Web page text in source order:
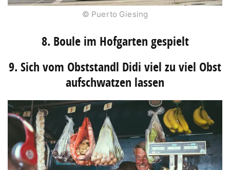
© Puerto Giesing
8. Boule im Hofgarten gespielt
9. Sich vom Obststandl Didi viel zu viel Obst
aufschwatzen lassen